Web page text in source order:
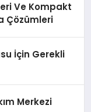
Ve Kompakt
Çözümleri
İçin Gerekli
Merkezi